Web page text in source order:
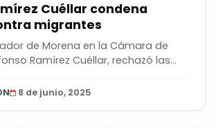
Cuéllar condena
migrantes
de Morena en la Cámara de
Ramírez Cuéllar, rechazó las...
8 de junio, 2025